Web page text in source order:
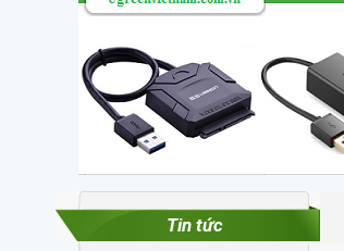
Tin tức